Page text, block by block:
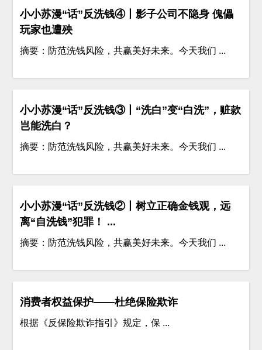
小小苏漫“话”反洗钱④丨影子公司不隐身 傀儡
玩家也遭殃
摘要：防范洗钱风险，共赢美好未来。今天我们 ...
小小苏漫“话”反洗钱③丨“洗白”变“白洗”，赃款
岂能洗白？
摘要：防范洗钱风险，共赢美好未来。今天我们 ...
小小苏漫“话”反洗钱②丨树立正确金钱观，远
离“自洗钱”犯罪！ ...
摘要：防范洗钱风险，共赢美好未来。今天我们 ...
消费者权益保护——杜绝保险欺诈
根据《反保险欺诈指引》规定，保 ...